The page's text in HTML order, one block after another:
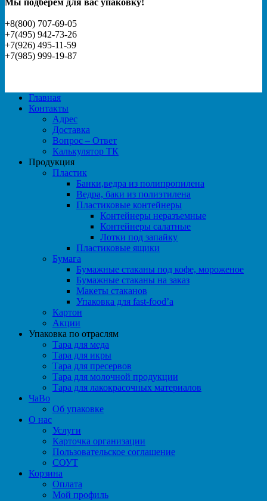
Мы подберем для вас упаковку!
+8(800) 707-69-05
+7(495) 942-73-26
+7(926) 495-11-59
+7(985) 999-19-87
Главная
Контакты
Адрес
Доставка
Вопрос – Ответ
Калькулятор ТК
Продукция
Пластик
Банки,ведра из полипропилена
Ведра, баки из полиэтилена
Пластиковые контейнеры
Контейнеры неразъемные
Контейнеры салатные
Лотки под запайку
Пластиковые ящики
Бумага
Бумажные стаканы под кофе, мороженое
Бумажные стаканы на заказ
Макеты стаканов
Упаковка для fast-food’а
Картон
Акции
Упаковка по отраслям
Тара для меда
Тара для икры
Тара для пресервов
Тара для молочной продукции
Тара для лакокрасочных материалов
ЧаВо
Об упаковке
О нас
Услуги
Карточка организации
Пользовательское соглашение
СОУТ
Корзина
Оплата
Мой профиль